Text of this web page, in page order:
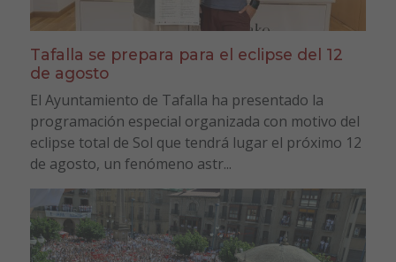
Tafalla se prepara para el eclipse del 12
de agosto
El Ayuntamiento de Tafalla ha presentado la
programación especial organizada con motivo del
eclipse total de Sol que tendrá lugar el próximo 12
de agosto, un fenómeno astr...